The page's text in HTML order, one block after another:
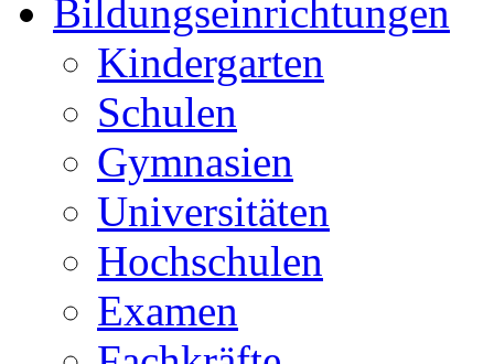
Bildungseinrichtungen
Kindergarten
Schulen
Gymnasien
Universitäten
Hochschulen
Examen